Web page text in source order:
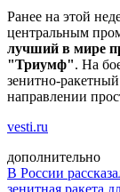
Ранее на этой
центральным
лучший в мире
"Триумф". На
зенитно-
направлении
vesti.ru
дополнительно
В России
зенитная ракета